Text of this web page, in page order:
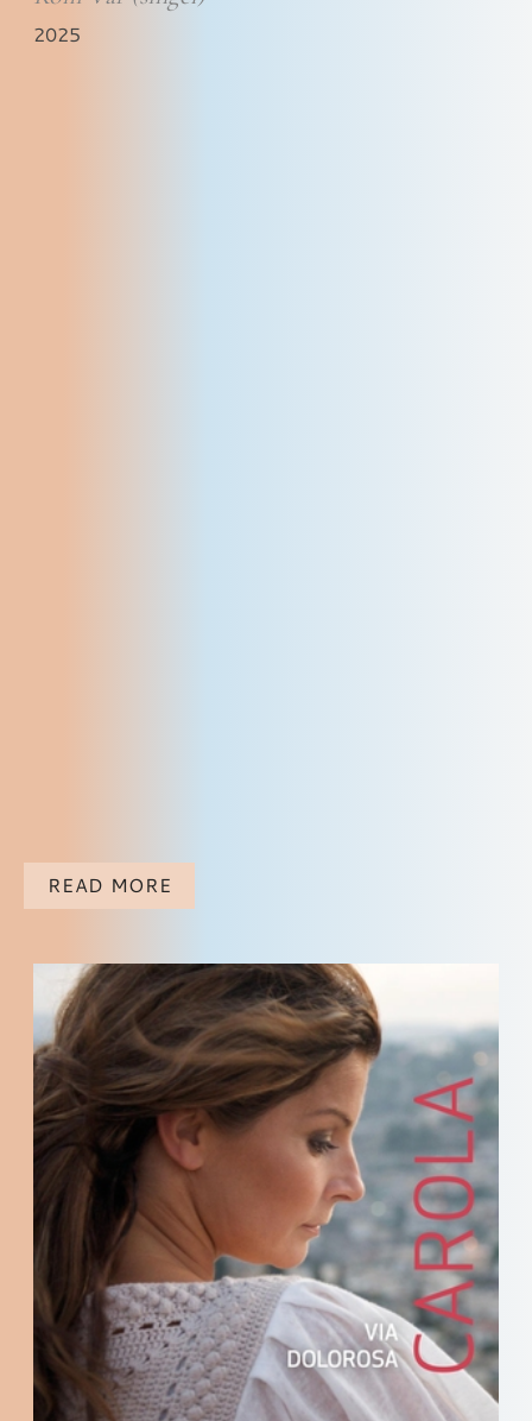
2025
READ MORE